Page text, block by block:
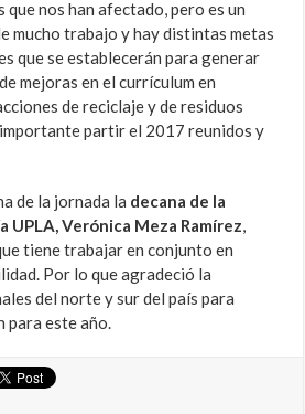
nos han afectado, pero es un
mucho trabajo y hay distintas metas
que se establecerán para generar
mejoras en el currículum en
de reciclaje y de residuos
partir el 2017 reunidos y
de la jornada la decana de la
UPLA, Verónica Meza Ramírez,
tiene trabajar en conjunto en
Por lo que agradeció la
del norte y sur del país para
para este año.